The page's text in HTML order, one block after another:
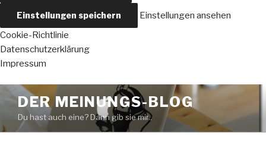
Einstellungen speichern
Einstellungen ansehen
Cookie-Richtlinie
Datenschutzerklärung
Impressum
Zum
Inhalt
springen
DER MEINUNGS-BLOG
Du hast auch eine? Dann gib sie mir..